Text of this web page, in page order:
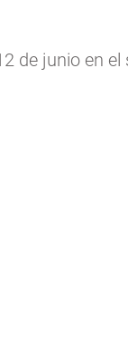
de junio en el